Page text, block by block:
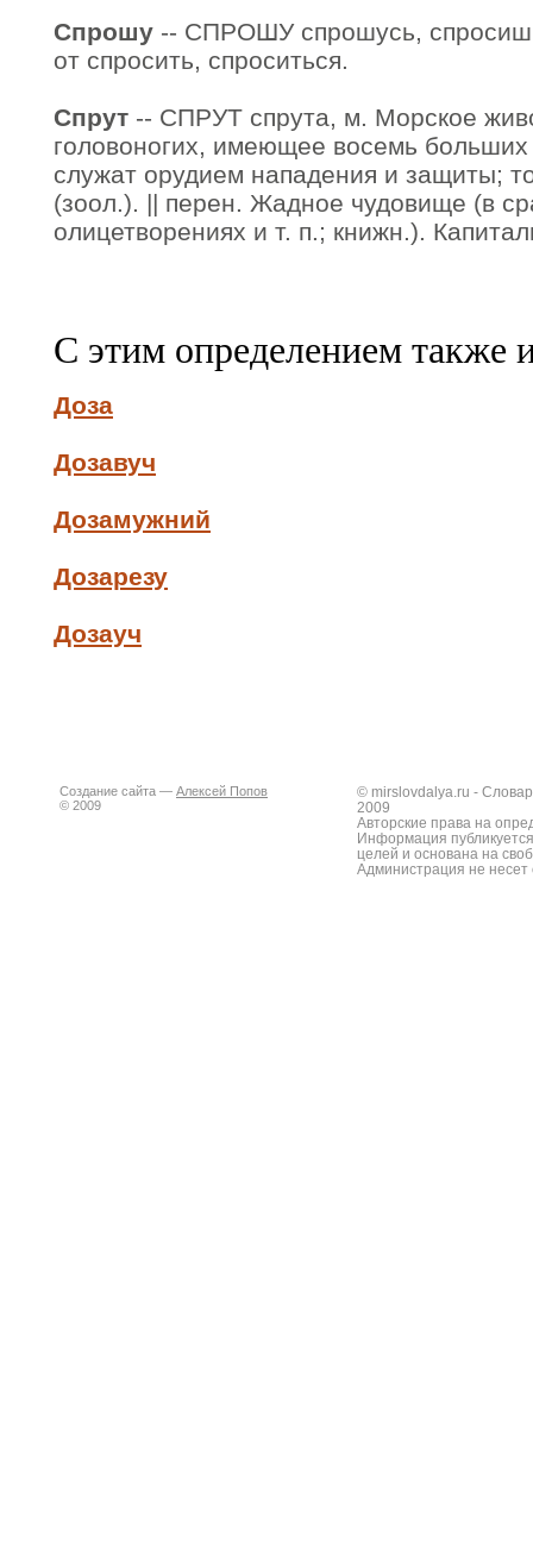
Спрошу -- СПРОШУ спрошусь,
от спросить, спроситься.
Спрут -- СПРУТ спрута, м. Морское
головоногих, имеющее восемь
служат орудием нападения и защиты;
(зоол.). || перен. Жадное чудовище (в
олицетворениях и т. п.; книжн.).
С этим определением также
Доза
Дозавуч
Дозамужний
Дозарезу
Дозауч
Создание сайта — Алексей Попов
© 2009
© mirslovdalya.ru -
2009
Авторские права на
Информация
целей и основана на
Администрация не несет